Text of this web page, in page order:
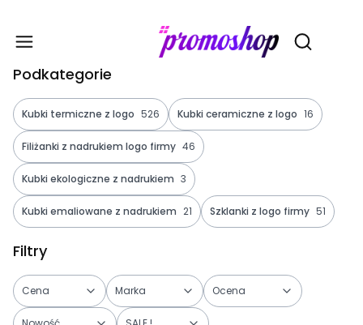
Otwórz
Podkategorie
Kubki termiczne z logo 526 Kubki ceramiczne z logo 16
Filiżanki z nadrukiem logo firmy 46
Kubki ekologiczne z nadrukiem 3
Kubki emaliowane z nadrukiem 21 Szklanki z logo firmy 51
Filtry
Cena Marka Ocena